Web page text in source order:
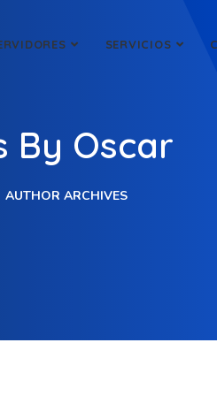
SERVICIOS
By Oscar
AUTHOR ARCHIVES